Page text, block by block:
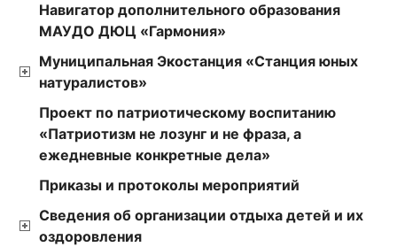
Навигатор дополнительного образования
МАУДО ДЮЦ «Гармония»
Муниципальная Экостанция «Станция юных
натуралистов»
Проект по патриотическому воспитанию
«Патриотизм не лозунг и не фраза, а
ежедневные конкретные дела»
Приказы и протоколы мероприятий
Сведения об организации отдыха детей и их
оздоровления